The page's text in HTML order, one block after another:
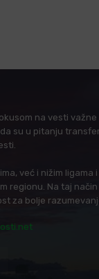
na vesti
su u pitanju
već i nižim ligama
regionu. Na taj
za bolje